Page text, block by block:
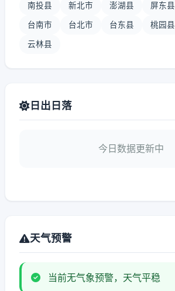
南投县 新北市 澎湖县 屏东县
台南市 台北市 台东县 桃园县
云林县
日出日落
今日数据更新中
天气预警
当前无气象预警，天气平稳